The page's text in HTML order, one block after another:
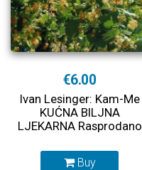
€6.00
Ivan Lesinger: Kam-Me
KUĆNA BILJNA
LJEKARNA Rasprodano
Buy